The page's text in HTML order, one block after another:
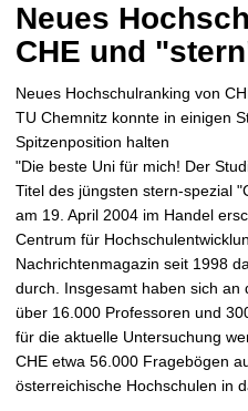
u
f
e
n
Neues
CHE und
Neues Hochschulranking von
TU Chemnitz konnte in einigen
Spitzenposition halten
"Die beste Uni für mich! Der
Titel des jüngsten stern-spezial
am 19. April 2004 im Handel
Centrum für
Nachrichtenmagazin seit 1998
durch. Insgesamt haben sich an
über 16.000 Professoren und
für die aktuelle Untersuchung
CHE etwa 56.000 Fragebögen
österreichische Hochschulen in